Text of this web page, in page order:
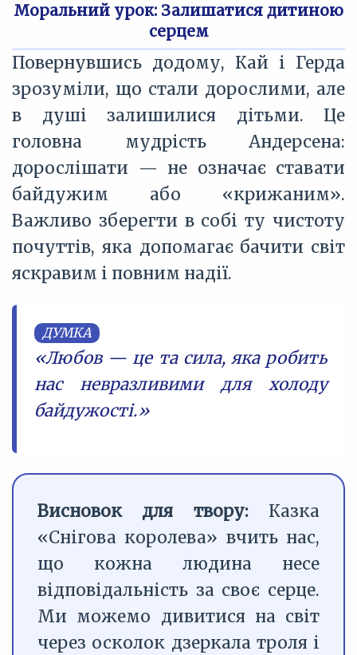
Моральний урок: Залишатися дитиною
серцем
Повернувшись додому, Кай і Герда
зрозуміли, що стали дорослими, але
в душі залишилися дітьми. Це
головна мудрість Андерсена:
дорослішати — не означає ставати
байдужим або «крижаним».
Важливо зберегти в собі ту чистоту
почуттів, яка допомагає бачити світ
яскравим і повним надії.
ДУМКА
«Любов — це та сила, яка робить
нас невразливими для холоду
байдужості.»
Висновок для твору:Казка
«Снігова королева» вчить нас,
що кожна людина несе
відповідальність за своє серце.
Ми можемо дивитися на світ
через осколок дзеркала троля і